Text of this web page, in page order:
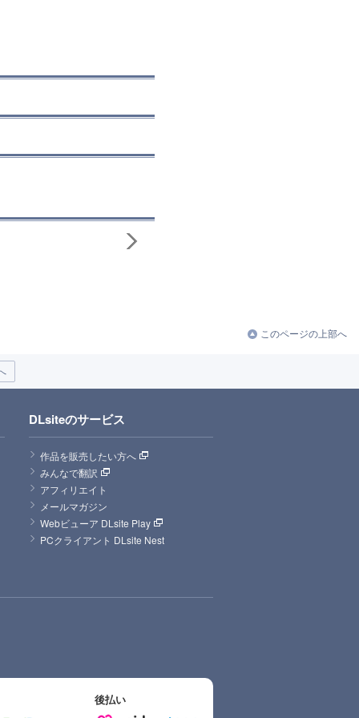
このページの上部へ
DLsiteのサービス
作品を販売したい方へ
みんなで翻訳
アフィリエイト
メールマガジン
Webビューア DLsite Play
PCクライアント DLsite Nest
後払い